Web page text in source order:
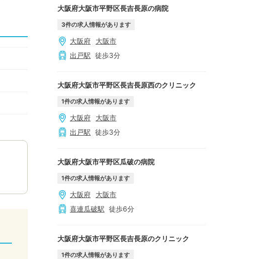
大阪府大阪市平野区長吉長原の病院
3件の求人情報があります
大阪府
大阪市
出戸駅 徒歩3分
大阪府大阪市平野区長吉長原西のクリニック
1件の求人情報があります
大阪府
大阪市
出戸駅 徒歩3分
大阪府大阪市平野区瓜破の病院
1件の求人情報があります
大阪府
大阪市
喜連瓜破駅 徒歩6分
大阪府大阪市平野区長吉長原のクリニック
1件の求人情報があります